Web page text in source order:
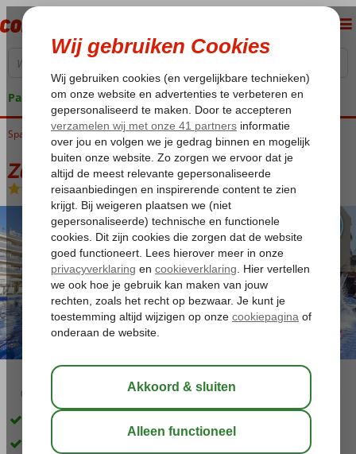
Pakketgarantie
Home
Spanje Balearen Mallorca Palma Nova Zafiro Palmanova & Spa
Zafiro Palmanova & Spa
Logies-Appartement
02:30 aug 30°C
Zafiro Palmanova & Spa = luxe, service en kwaliteit
Ca. 200 meter van het zandstrand en het centrum